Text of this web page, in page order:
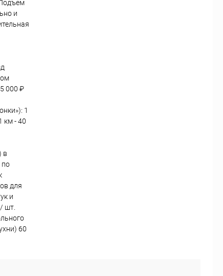
и
000 ₽
1
км - 40
в
по
для
и
шт.
60